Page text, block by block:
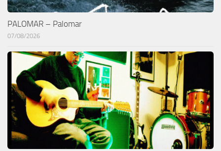
PALOMAR – Palomar
07/08/2026